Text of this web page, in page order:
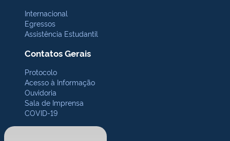
Internacional
Egressos
Assistência Estudantil
Contatos Gerais
Protocolo
Acesso à Informação
Ouvidoria
Sala de Imprensa
COVID-19